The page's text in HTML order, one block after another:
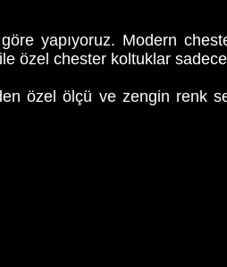
yapıyoruz. Modern
özel chester koltuklar
özel ölçü ve zengin renk